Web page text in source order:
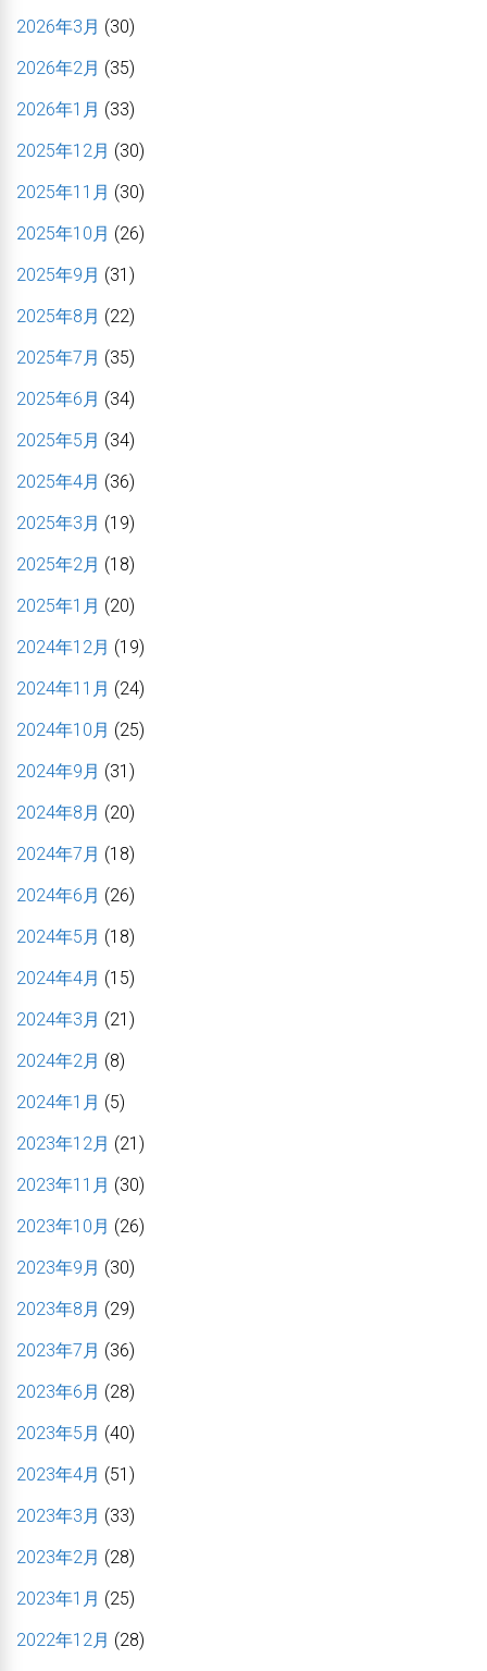
2026年3月 (30)
2026年2月 (35)
2026年1月 (33)
2025年12月 (30)
2025年11月 (30)
2025年10月 (26)
2025年9月 (31)
2025年8月 (22)
2025年7月 (35)
2025年6月 (34)
2025年5月 (34)
2025年4月 (36)
2025年3月 (19)
2025年2月 (18)
2025年1月 (20)
2024年12月 (19)
2024年11月 (24)
2024年10月 (25)
2024年9月 (31)
2024年8月 (20)
2024年7月 (18)
2024年6月 (26)
2024年5月 (18)
2024年4月 (15)
2024年3月 (21)
2024年2月 (8)
2024年1月 (5)
2023年12月 (21)
2023年11月 (30)
2023年10月 (26)
2023年9月 (30)
2023年8月 (29)
2023年7月 (36)
2023年6月 (28)
2023年5月 (40)
2023年4月 (51)
2023年3月 (33)
2023年2月 (28)
2023年1月 (25)
2022年12月 (28)